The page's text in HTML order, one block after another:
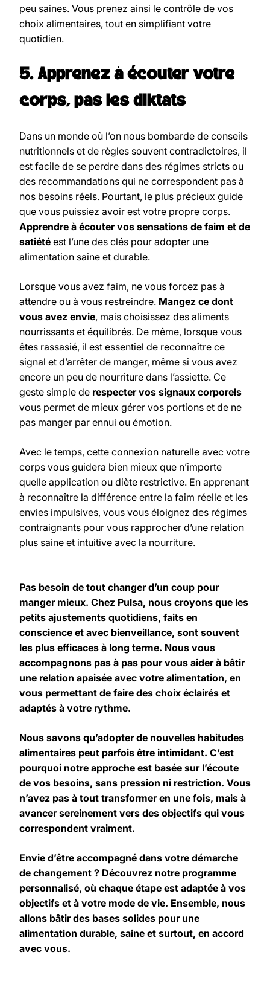
peu saines. Vous prenez ainsi le contrôle de vos
choix alimentaires, tout en simplifiant votre
quotidien.
5. Apprenez à écouter votre
corps, pas les diktats
Dans un monde où l’on nous bombarde de conseils
nutritionnels et de règles souvent contradictoires, il
est facile de se perdre dans des régimes stricts ou
des recommandations qui ne correspondent pas à
nos besoins réels. Pourtant, le plus précieux guide
que vous puissiez avoir est votre propre corps.
Apprendre à écouter vos sensations de faim et de
satiété est l’une des clés pour adopter une
alimentation saine et durable.
Lorsque vous avez faim, ne vous forcez pas à
attendre ou à vous restreindre. Mangez ce dont
vous avez envie, mais choisissez des aliments
nourrissants et équilibrés. De même, lorsque vous
êtes rassasié, il est essentiel de reconnaître ce
signal et d’arrêter de manger, même si vous avez
encore un peu de nourriture dans l’assiette. Ce
geste simple de respecter vos signaux corporels
vous permet de mieux gérer vos portions et de ne
pas manger par ennui ou émotion.
Avec le temps, cette connexion naturelle avec votre
corps vous guidera bien mieux que n’importe
quelle application ou diète restrictive. En apprenant
à reconnaître la différence entre la faim réelle et les
envies impulsives, vous vous éloignez des régimes
contraignants pour vous rapprocher d’une relation
plus saine et intuitive avec la nourriture.
Pas besoin de tout changer d’un coup pour
manger mieux. Chez Pulsa, nous croyons que les
petits ajustements quotidiens, faits en
conscience et avec bienveillance, sont souvent
les plus efficaces à long terme. Nous vous
accompagnons pas à pas pour vous aider à bâtir
une relation apaisée avec votre alimentation, en
vous permettant de faire des choix éclairés et
adaptés à votre rythme.
Nous savons qu’adopter de nouvelles habitudes
alimentaires peut parfois être intimidant. C’est
pourquoi notre approche est basée sur l’écoute
de vos besoins, sans pression ni restriction. Vous
n’avez pas à tout transformer en une fois, mais à
avancer sereinement vers des objectifs qui vous
correspondent vraiment.
Envie d’être accompagné dans votre démarche
de changement ? Découvrez notre programme
personnalisé, où chaque étape est adaptée à vos
objectifs et à votre mode de vie. Ensemble, nous
allons bâtir des bases solides pour une
alimentation durable, saine et surtout, en accord
avec vous.